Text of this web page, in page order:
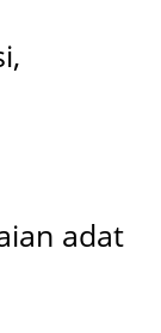
adat